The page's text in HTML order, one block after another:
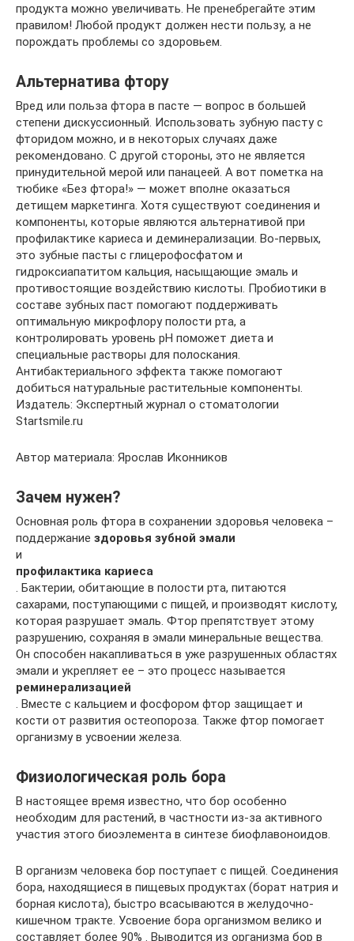
продукта можно увеличивать. Не пренебрегайте этим
правилом! Любой продукт должен нести пользу, а не
порождать проблемы со здоровьем.
Альтернатива фтору
Вред или польза фтора в пасте — вопрос в большей
степени дискуссионный. Использовать зубную пасту с
фторидом можно, и в некоторых случаях даже
рекомендовано. С другой стороны, это не является
принудительной мерой или панацеей. А вот пометка на
тюбике «Без фтора!» — может вполне оказаться
детищем маркетинга. Хотя существуют соединения и
компоненты, которые являются альтернативой при
профилактике кариеса и деминерализации. Во-первых,
это зубные пасты с глицерофосфатом и
гидроксиапатитом кальция, насыщающие эмаль и
противостоящие воздействию кислоты. Пробиотики в
составе зубных паст помогают поддерживать
оптимальную микрофлору полости рта, а
контролировать уровень pH поможет диета и
специальные растворы для полоскания.
Антибактериального эффекта также помогают
добиться натуральные растительные компоненты.
Издатель: Экспертный журнал о стоматологии
Startsmile.ru
Автор материала: Ярослав Иконников
Зачем нужен?
Основная роль фтора в сохранении здоровья человека –
поддержание здоровья зубной эмали
и
профилактика кариеса
. Бактерии, обитающие в полости рта, питаются
сахарами, поступающими с пищей, и производят кислоту,
которая разрушает эмаль. Фтор препятствует этому
разрушению, сохраняя в эмали минеральные вещества.
Он способен накапливаться в уже разрушенных областях
эмали и укрепляет ее – это процесс называется
реминерализацией
. Вместе с кальцием и фосфором фтор защищает и
кости от развития остеопороза. Также фтор помогает
организму в усвоении железа.
Физиологическая роль бора
В настоящее время известно, что бор особенно
необходим для растений, в частности из-за активного
участия этого биоэлемента в синтезе биофлавоноидов.
В организм человека бор поступает с пищей. Соединения
бора, находящиеся в пищевых продуктах (борат натрия и
борная кислота), быстро всасываются в желудочно-
кишечном тракте. Усвоение бора организмом велико и
составляет более 90% . Выводится из организма бор в